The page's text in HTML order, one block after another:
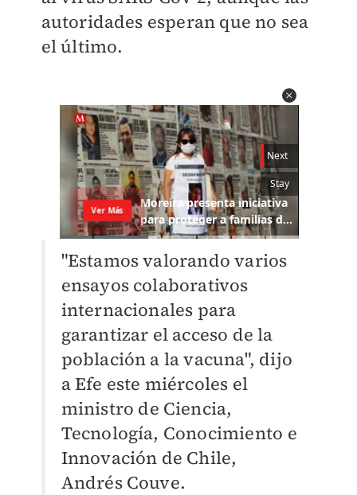
autoridades esperan que no sea
el último.
"Estamos valorando varios
ensayos colaborativos
internacionales para
garantizar el acceso de la
población a la vacuna", dijo
a Efe este miércoles el
ministro de Ciencia,
Tecnología, Conocimiento e
Innovación de Chile,
Andrés Couve.